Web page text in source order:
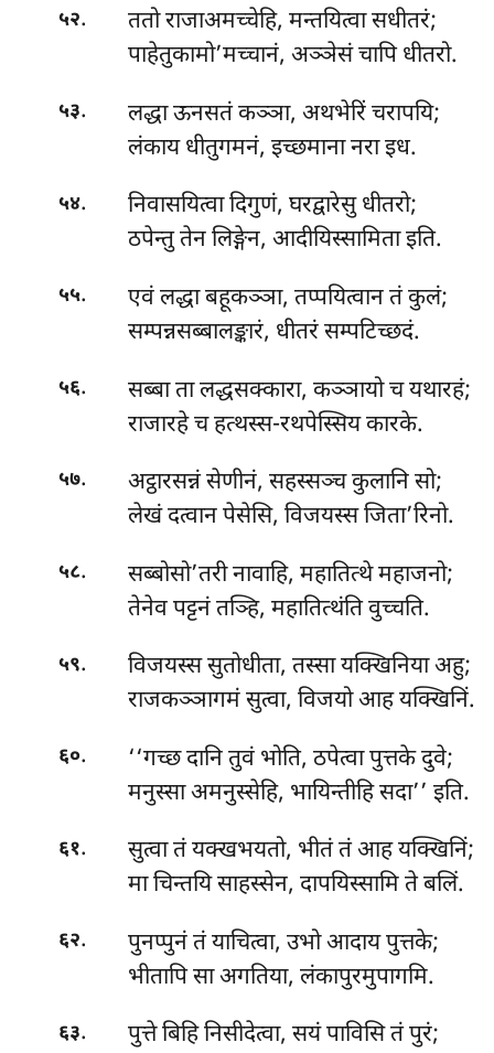
५२.
ततो राजाअमच्चेहि, मन्तयित्वा सधीतरं;
पाहेतुकामो’मच्चानं, अञ्ञेसं चापि धीतरो.
५३.
लद्धा ऊनसतं कञ्ञा, अथभेरिं चरापयि;
लंकाय धीतुगमनं, इच्छमाना नरा इध.
५४. निवासयित्वादिगुणं, घरद्वारेसु धीतरो;
ठपेन्तु तेन लिङ्गेन, आदीयिस्सामिता इति.
५५.
एवं लद्धा बहूकञ्ञा, तप्पयित्वान तं कुलं;
सम्पन्नसब्बालङ्कारं, धीतरं सम्पटिच्छदं.
५६.
सब्बा ता लद्धसक्कारा, कञ्ञायो च यथारहं;
राजारहे च हत्थस्स-रथपेस्सिय कारके.
५७.
अट्ठारसन्नं सेणीनं, सहस्सञ्च कुलानि सो;
लेखं दत्वान पेसेसि, विजयस्स जिता’रिनो.
५८.
सब्बोसो’तरी नावाहि, महातित्थे महाजनो;
तेनेव पट्टनं तञ्हि, महातित्थंति वुच्चति.
५९.
विजयस्स सुतोधीता, तस्सा यक्खिनिया अहु;
राजकञ्ञागमं सुत्वा, विजयो आह यक्खिनिं.
६०.
‘‘गच्छ दानि तुवं भोति, ठपेत्वा पुत्तके दुवे;
मनुस्सा अमनुस्सेहि, भायिन्तीहि सदा’’ इति.
६१.
सुत्वा तं यक्खभयतो, भीतं तं आह यक्खिनिं;
मा चिन्तयि साहस्सेन, दापयिस्सामि ते बलिं.
६२.
पुनप्पुनं तं याचित्वा, उभो आदाय पुत्तके;
भीतापि सा अगतिया, लंकापुरमुपागमि.
६३.
पुत्ते बिहि निसीदेत्वा, सयं पाविसि तं पुरं;